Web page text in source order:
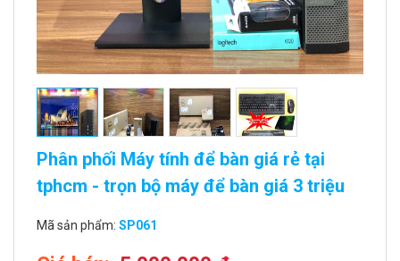
Phân phối Máy tính để bàn giá rẻ tại
tphcm - trọn bộ máy để bàn giá 3 triệu
Mã sản phẩm: SP061